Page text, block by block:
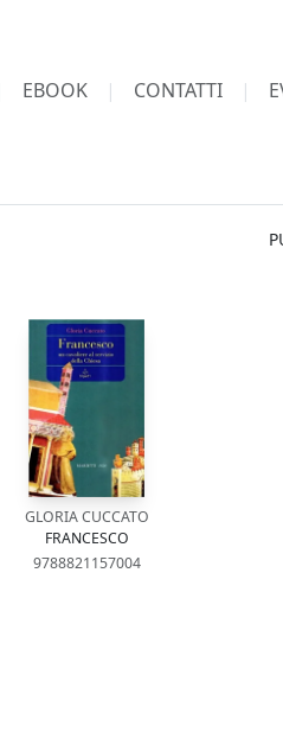
EBOOK CONTATTI
GLORIA CUCCATO
FRANCESCO
9788821157004